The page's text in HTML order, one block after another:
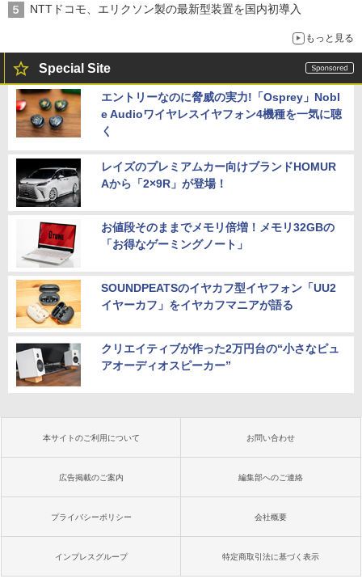
NTTドコモ、エリクソン製の最新型装置を国内初導入
もっと見る
Special Site
エントリーなのに脅威の実力!「Osprey」Nobl
e Audioワイヤレスイヤフォン4機種を一気に聴
く
レイズのプレミアムカー向けブランドHOMUR
Aから「2×9R」が登場！
お値段そのままでメモリ倍増！メモリ32GBの
「お得なゲーミングノート」
SOUNDPEATSのイヤカフ型イヤフォン「UU2
イヤーカフ」をイヤカフマニアが語る
クリエイティブが作った2万円台の“小さなピュ
アオーディオスピーカー”
本サイトのご利用について お問い合わせ
広告掲載のご案内 編集部へのご連絡
プライバシーポリシー 会社概要
インプレスグループ 特定商取引法に基づく表示